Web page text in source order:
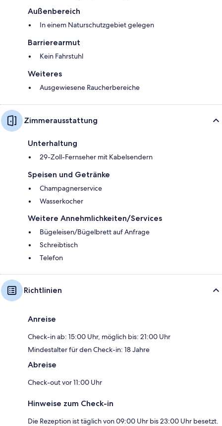
Außenbereich
In einem Naturschutzgebiet gelegen
Barrierearmut
Kein Fahrstuhl
Weiteres
Ausgewiesene Raucherbereiche
Zimmerausstattung
Unterhaltung
29-Zoll-Fernseher mit Kabelsendern
Speisen und Getränke
Champagnerservice
Wasserkocher
Weitere Annehmlichkeiten/Services
Bügeleisen/Bügelbrett auf Anfrage
Schreibtisch
Telefon
Richtlinien
Anreise
Check-in ab: 15:00 Uhr, möglich bis: 21:00 Uhr
Mindestalter für den Check-in: 18 Jahre
Abreise
Check-out vor 11:00 Uhr
Hinweise zum Check-in
Die Rezeption ist täglich von 09:00 Uhr bis 23:00 Uhr besetzt.